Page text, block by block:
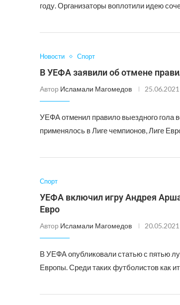
году. Организаторы воплотили идею
Новости Спорт
В УЕФА заявили об отмене
Автор Исламали Магомедов 25.06.2021
УЕФА отменил правило выездного гола
применялось в Лиге чемпионов, Лиге
Спорт
УЕФА включил игру Андрея
Евро
Автор Исламали Магомедов 20.05.2021
В УЕФА опубликовали статью с пятью
Европы. Среди таких футболистов как